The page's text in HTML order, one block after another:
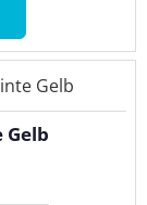
Gelb